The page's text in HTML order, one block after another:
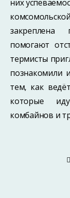
них
закреплена
помогают
термисты
познакомили
тем, как
которые
комбайнов и